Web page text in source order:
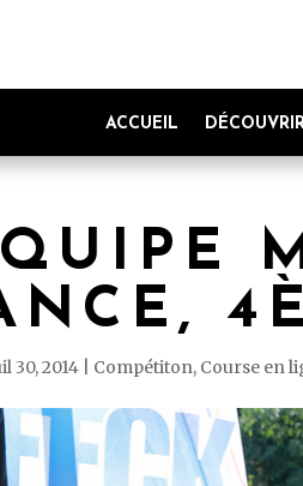
ACCUEIL
30, 2014 Compétiton, Course en